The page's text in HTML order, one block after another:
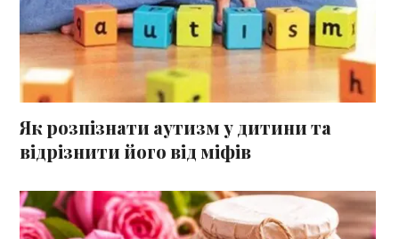
Як розпізнати аутизм у дитини та
відрізнити його від міфів